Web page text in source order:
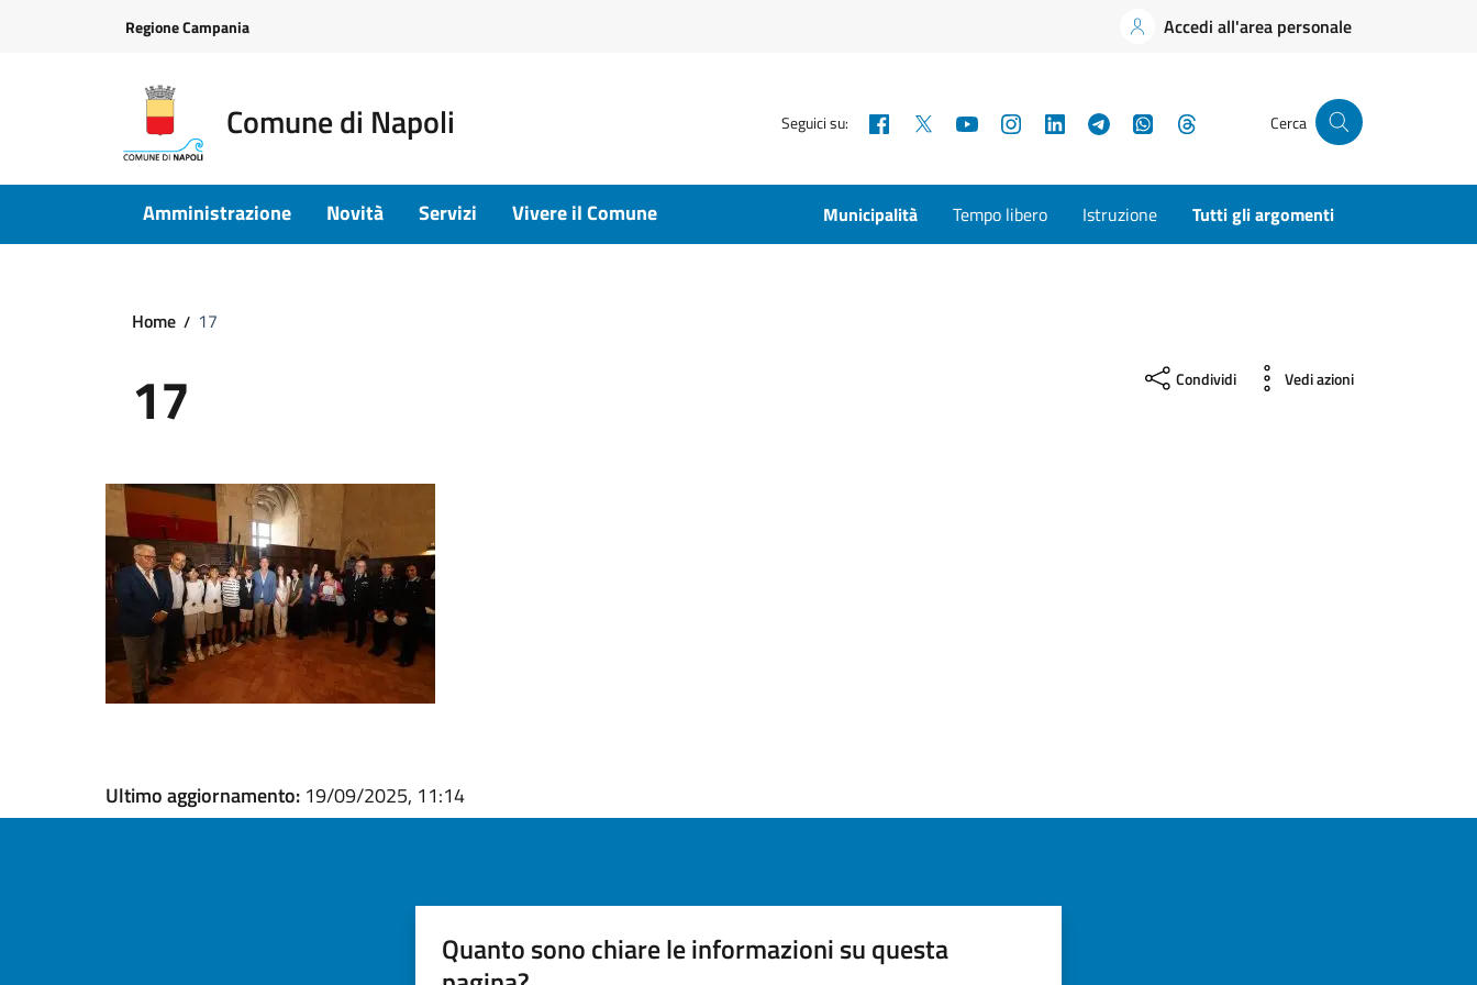
Regione Campania Accedi all'area personale
Comune di Napoli Seguici su: Facebook YouTubeInstagramLinkedInTelegramWhatsApp Cerca
Amministrazione Novità Servizi Vivere il Comune Municipalità Tempo libero Istruzione Tutti gli argomenti
Home 17
17 Condividi Vedi azioni
Ultimo aggiornamento: 19/09/2025, 11:14
Quanto sono chiare le informazioni su questa